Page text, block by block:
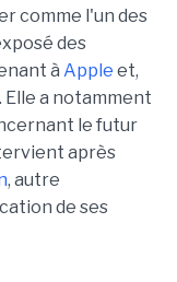
comme l'un des
des
à Apple et,
a notamment
le futur
après
, autre
de ses